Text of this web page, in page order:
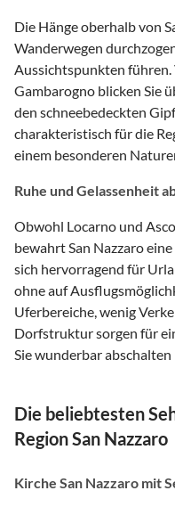
Die Hänge oberhalb von
Wanderwegen
Aussichtspunkten
Gambarogno blicken Sie
den schneebedeckten
charakteristisch für die
einem besonderen
Ruhe und Gelassenheit
Obwohl Locarno und
bewahrt San Nazzaro
sich hervorragend für
ohne auf
Uferbereiche, wenig
Dorfstruktur sorgen für
Sie wunderbar abschalten
Die beliebtesten
Region San Nazzaro
Kirche San Nazzaro mit